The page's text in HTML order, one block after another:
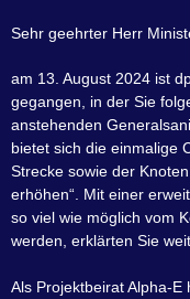
Sehr geehrter Herr
am 13. August 2024 ist
gegangen, in der Sie
anstehenden
bietet sich die einmalige
Strecke sowie der
erhöhen“. Mit einer
so viel wie möglich vom
werden, erklärten Sie
Als Projektbeirat Alpha-